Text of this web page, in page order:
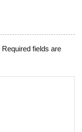
Required fields are